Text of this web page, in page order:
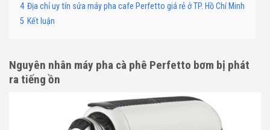
4 Địa chỉ uy tín sửa máy pha cafe Perfetto giá rẻ ở TP. Hồ Chí Minh
5 Kết luận
Nguyên nhân máy pha cà phê Perfetto bơm bị phát
ra tiếng ồn